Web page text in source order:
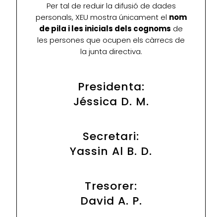
Per tal de reduir la difusió de dades
personals, XEU mostra únicament el nom
de pila i les inicials dels cognoms de
les persones que ocupen els càrrecs de
la junta directiva.
Presidenta:
Jéssica D. M.
Secretari:
Yassin Al B. D.
Tresorer:
David A. P.